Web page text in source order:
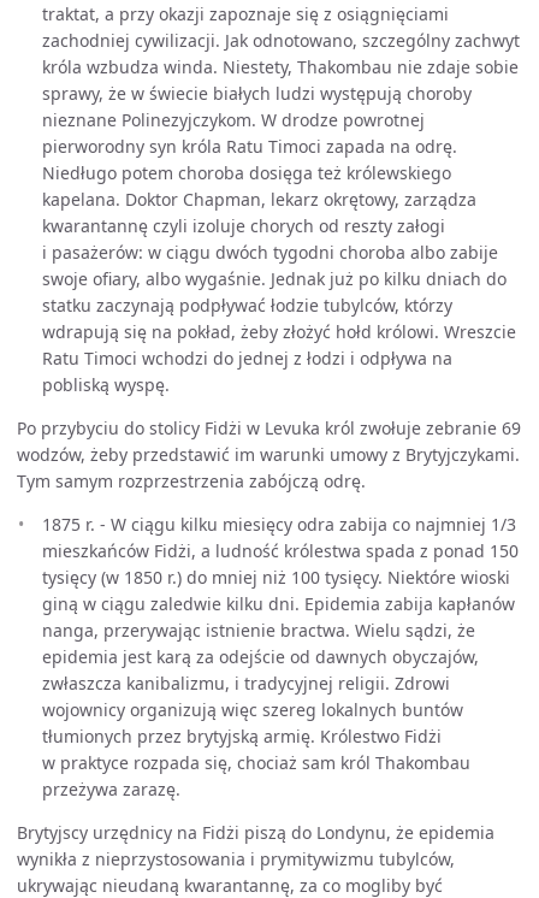
traktat, a przy okazji zapoznaje się z osiągnięciami
zachodniej cywilizacji. Jak odnotowano, szczególny zachwyt
króla wzbudza winda. Niestety, Thakombau nie zdaje sobie
sprawy, że w świecie białych ludzi występują choroby
nieznane Polinezyjczykom. W drodze powrotnej
pierworodny syn króla Ratu Timoci zapada na odrę.
Niedługo potem choroba dosięga też królewskiego
kapelana. Doktor Chapman, lekarz okrętowy, zarządza
kwarantannę czyli izoluje chorych od reszty załogi
i pasażerów: w ciągu dwóch tygodni choroba albo zabije
swoje ofiary, albo wygaśnie. Jednak już po kilku dniach do
statku zaczynają podpływać łodzie tubylców, którzy
wdrapują się na pokład, żeby złożyć hołd królowi. Wreszcie
Ratu Timoci wchodzi do jednej z łodzi i odpływa na
pobliską wyspę.
Po przybyciu do stolicy Fidżi w Levuka król zwołuje zebranie 69
wodzów, żeby przedstawić im warunki umowy z Brytyjczykami.
Tym samym rozprzestrzenia zabójczą odrę.
1875 r. - W ciągu kilku miesięcy odra zabija co najmniej 1/3
mieszkańców Fidżi, a ludność królestwa spada z ponad 150
tysięcy (w 1850 r.) do mniej niż 100 tysięcy. Niektóre wioski
giną w ciągu zaledwie kilku dni. Epidemia zabija kapłanów
nanga, przerywając istnienie bractwa. Wielu sądzi, że
epidemia jest karą za odejście od dawnych obyczajów,
zwłaszcza kanibalizmu, i tradycyjnej religii. Zdrowi
wojownicy organizują więc szereg lokalnych buntów
tłumionych przez brytyjską armię. Królestwo Fidżi
w praktyce rozpada się, chociaż sam król Thakombau
przeżywa zarazę.
Brytyjscy urzędnicy na Fidżi piszą do Londynu, że epidemia
wynikła z nieprzystosowania i prymitywizmu tubylców,
ukrywając nieudaną kwarantannę, za co mogliby być